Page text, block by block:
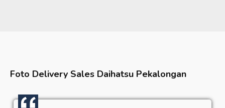
Foto Delivery Sales Daihatsu Pekalongan